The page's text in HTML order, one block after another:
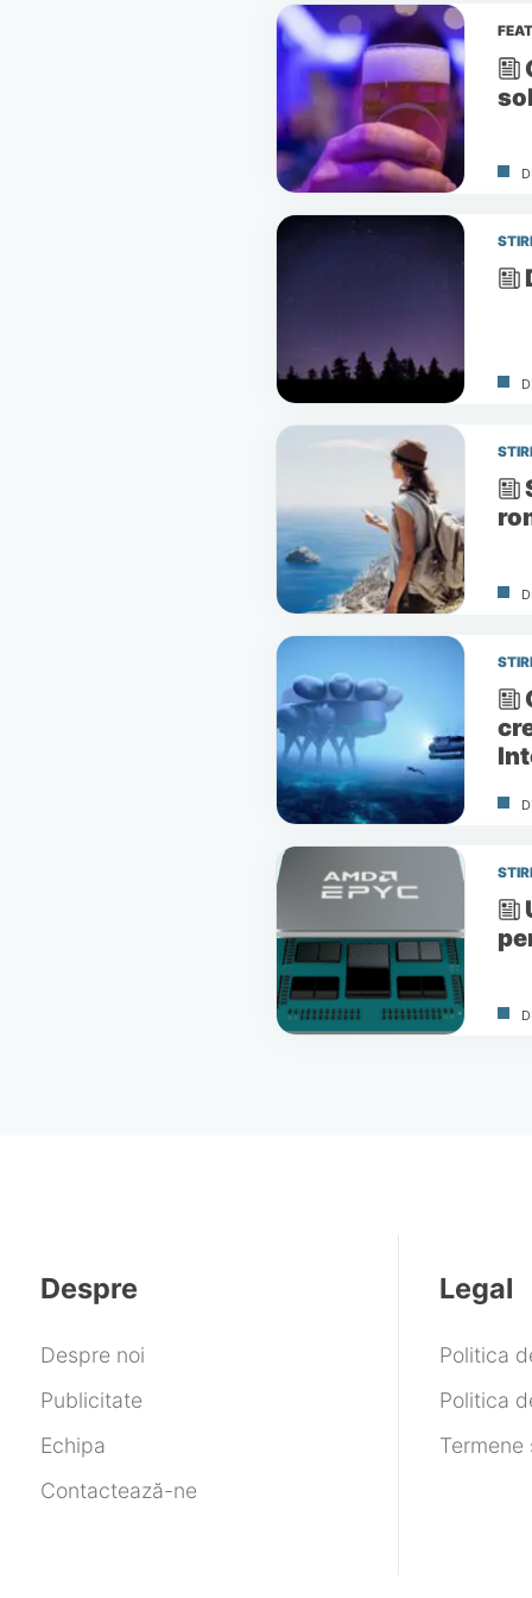
STIRI
STIRI
STIRI
STIRI
Despre
Despre noi
Publicitate
Echipa
Contactează-ne
Legal
Politica
Politica